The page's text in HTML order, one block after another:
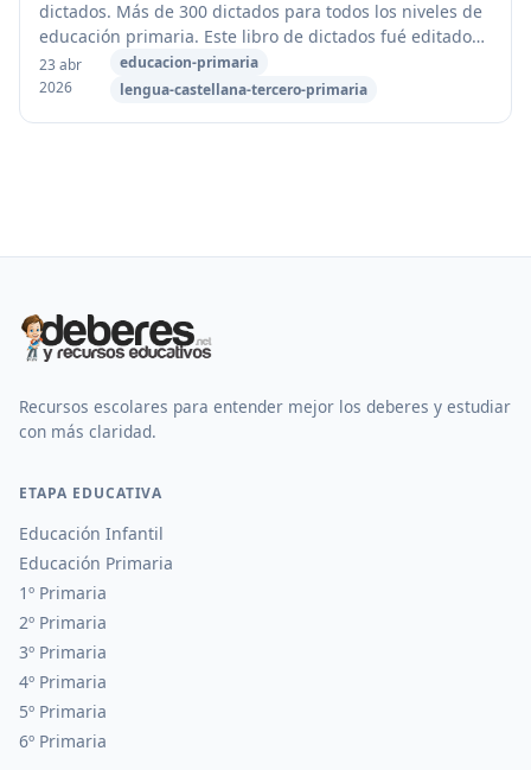
dictados. Más de 300 dictados para todos los niveles de
educación primaria. Este libro de dictados fué editado
por la Comunidad de Madrid en el año 20...
23 abr
2026
educacion-primaria
lengua-castellana-tercero-primaria
Recursos escolares para entender mejor los deberes y estudiar
con más claridad.
ETAPA EDUCATIVA
Educación Infantil
Educación Primaria
1º Primaria
2º Primaria
3º Primaria
4º Primaria
5º Primaria
6º Primaria